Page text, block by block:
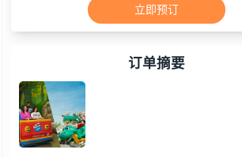
立即预订
订单摘要